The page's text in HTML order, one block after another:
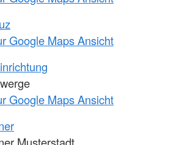
Google Maps Ansicht
Google Maps Ansicht